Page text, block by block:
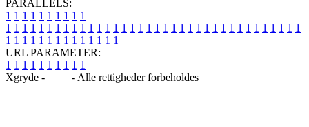
PARALLELS:
1 1 1 1 1 1 1 1 1 1
1 1 1 1 1 1 1 1 1 1 1 1 1 1 1 1 1 1 1 1 1 1 1 1 1 1 1 1 1 1 1 1 1 1 1 1
1 1 1 1 1 1 1 1 1 1 1 1 1 1
URL PARAMETER:
1 1 1 1 1 1 1 1 1 1
Xgryde -
- Alle rettigheder forbeholdes